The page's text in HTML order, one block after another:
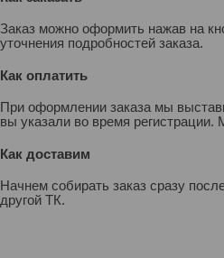
Заказ можно оформить нажав на
уточнения подробностей заказа.
Как оплатить
При оформлении заказа мы
вы указали во время
Как доставим
Начнем собирать заказ сразу
другой ТК.